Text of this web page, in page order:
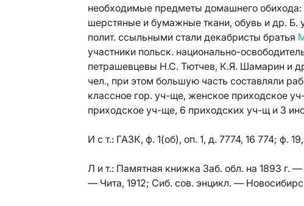
необходимые предметы домашнего обихода:
шерстяные и бумажные ткани, обувь и др.
полит. ссыльными стали декабристы братья
участники польск. национально-
петрашевцевы Н.С. Тютчев, К.Я. Шамарин и
чел., при этом большую часть составляли
классное гор. уч-ще, женское приходское
приходское уч-ще, 6 приходских уч-щ и 3
И с т.: ГАЗК, ф. 1(об), оп. 1, д. 7774, 16 774; ф.
Л и т.: Памятная книжка Заб. обл. на 1893 г.
— Чита, 1912; Сиб. сов. энцикл. —